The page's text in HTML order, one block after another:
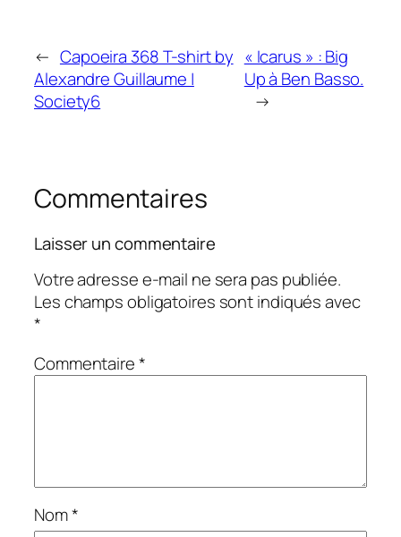
← Capoeira 368 T-shirt by
Alexandre Guillaume |
Society6
« Icarus » : Big
Up à Ben Basso.
→
Commentaires
Laisser un commentaire
Votre adresse e-mail ne sera pas publiée.
Les champs obligatoires sont indiqués avec
*
Commentaire*
Nom*